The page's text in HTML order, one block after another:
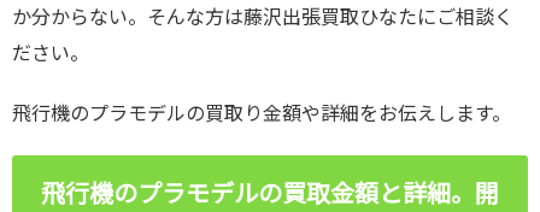
か分からない。そんな方は藤沢出張買取ひなたにご相談く
ださい。
飛行機のプラモデルの買取り金額や詳細をお伝えします。
飛行機のプラモデルの買取金額と詳細。開